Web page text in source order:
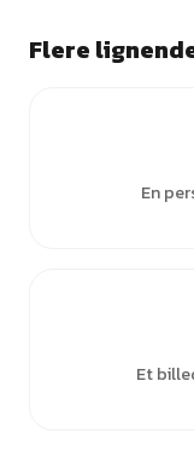
Flere
En
Et